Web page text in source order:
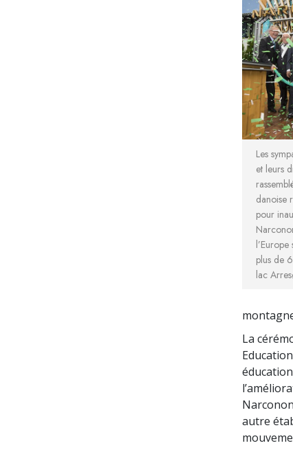
Les
et leurs
danoise
pour
plus de
lac
La
autre